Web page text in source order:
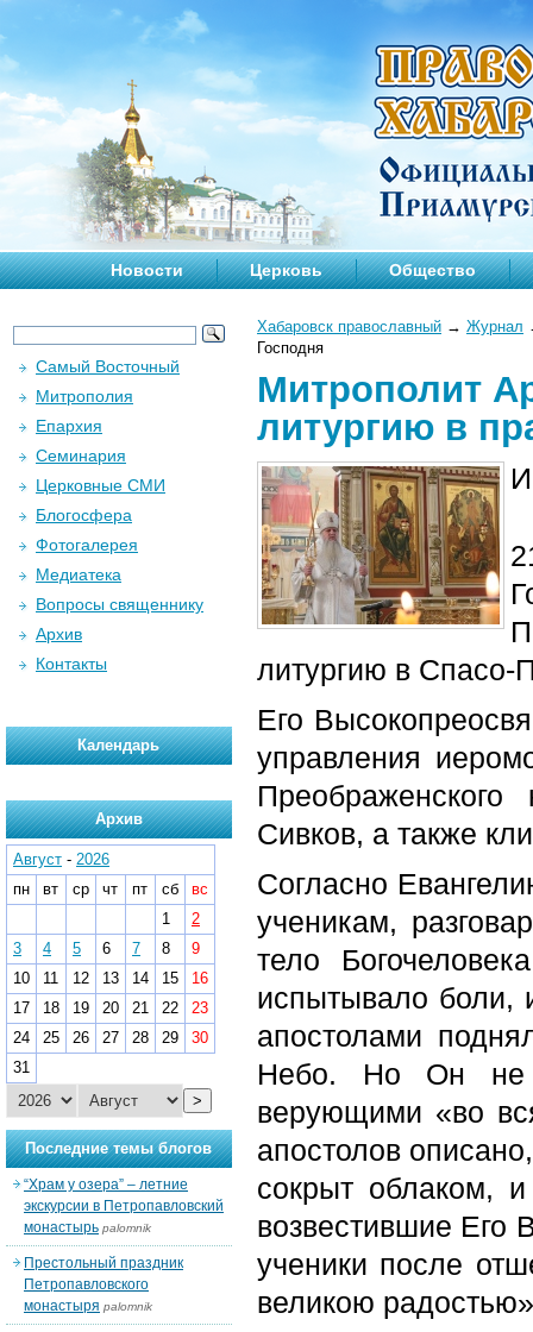
Новости Церковь Общество
Хабаровск православный → Журнал
Господня
Митрополит
литургию в
литургию в
Его
управления
Сивков, а также
Согласно
ученикам,
тело
испытывало боли,
апостолами
Небо. Но Он не
верующими «во
апостолов
сокрыт облаком,
возвестившие Его
ученики после
великою
Самый Восточный
Митрополия
Епархия
Семинария
Церковные СМИ
Блогосфера
Фотогалерея
Медиатека
Вопросы священнику
Архив
Контакты
Календарь
Архив
Август - 2026
пн
вт ср чт пт сб
вс
1
2
3
4 5 6 7 8
9
10
11 12 13 14 15
16
17
18 19 20 21 22
23
24
25 26 27 28 29
30
31
>
Последние темы блогов
“Храм у озера” – летние
экскурсии в Петропавловский
монастырь palomnik
Престольный праздник
Петропавловского
монастыря palomnik